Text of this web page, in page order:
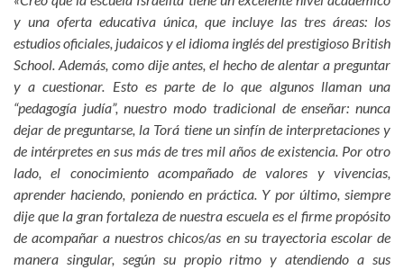
y una oferta educativa única, que incluye las tres áreas: los
estudios oficiales, judaicos y el idioma inglés del prestigioso British
School. Además, como dije antes, el hecho de alentar a preguntar
y a cuestionar. Esto es parte de lo que algunos llaman una
“pedagogía judía”, nuestro modo tradicional de enseñar: nunca
dejar de preguntarse, la Torá tiene un sinfín de interpretaciones y
de intérpretes en sus más de tres mil años de existencia. Por otro
lado, el conocimiento acompañado de valores y vivencias,
aprender haciendo, poniendo en práctica. Y por último, siempre
dije que la gran fortaleza de nuestra escuela es el firme propósito
de acompañar a nuestros chicos/as en su trayectoria escolar de
manera singular, según su propio ritmo y atendiendo a sus